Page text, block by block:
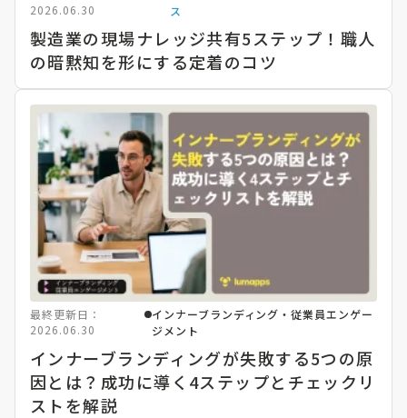
2026.06.30
ス
製造業の現場ナレッジ共有5ステップ！職人
の暗黙知を形にする定着のコツ
最終更新日：
2026.06.30
インナーブランディング・従業員エンゲー
ジメント
インナーブランディングが失敗する5つの原
因とは？成功に導く4ステップとチェックリ
ストを解説